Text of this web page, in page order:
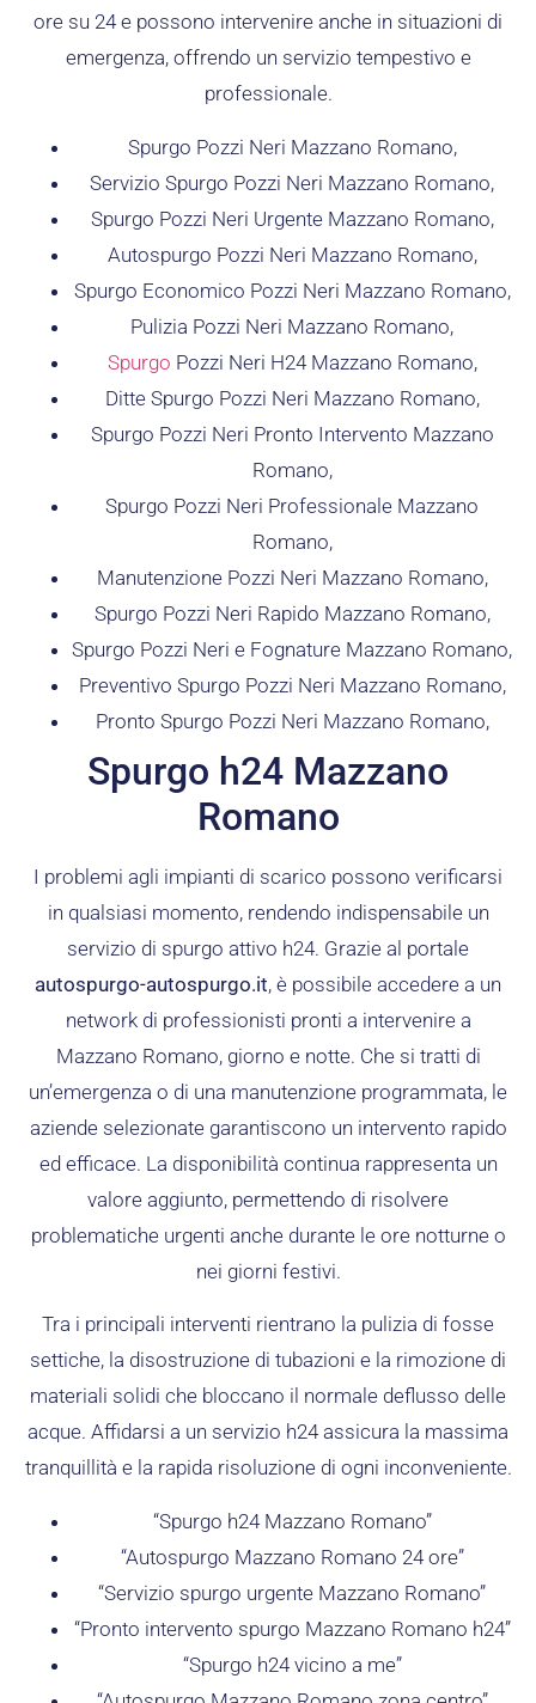
ore su 24 e possono intervenire anche in situazioni di
emergenza, offrendo un servizio tempestivo e
professionale.
Spurgo Pozzi Neri Mazzano Romano,
Servizio Spurgo Pozzi Neri Mazzano Romano,
Spurgo Pozzi Neri Urgente Mazzano Romano,
Autospurgo Pozzi Neri Mazzano Romano,
Spurgo Economico Pozzi Neri Mazzano Romano,
Pulizia Pozzi Neri Mazzano Romano,
Spurgo Pozzi Neri H24 Mazzano Romano,
Ditte Spurgo Pozzi Neri Mazzano Romano,
Spurgo Pozzi Neri Pronto Intervento Mazzano
Romano,
Spurgo Pozzi Neri Professionale Mazzano
Romano,
Manutenzione Pozzi Neri Mazzano Romano,
Spurgo Pozzi Neri Rapido Mazzano Romano,
Spurgo Pozzi Neri e Fognature Mazzano Romano,
Preventivo Spurgo Pozzi Neri Mazzano Romano,
Pronto Spurgo Pozzi Neri Mazzano Romano,
Spurgo h24 Mazzano
Romano
I problemi agli impianti di scarico possono verificarsi
in qualsiasi momento, rendendo indispensabile un
servizio di spurgo attivo h24. Grazie al portale
autospurgo-autospurgo.it, è possibile accedere a un
network di professionisti pronti a intervenire a
Mazzano Romano, giorno e notte. Che si tratti di
un’emergenza o di una manutenzione programmata, le
aziende selezionate garantiscono un intervento rapido
ed efficace. La disponibilità continua rappresenta un
valore aggiunto, permettendo di risolvere
problematiche urgenti anche durante le ore notturne o
nei giorni festivi.
Tra i principali interventi rientrano la pulizia di fosse
settiche, la disostruzione di tubazioni e la rimozione di
materiali solidi che bloccano il normale deflusso delle
acque. Affidarsi a un servizio h24 assicura la massima
tranquillità e la rapida risoluzione di ogni inconveniente.
“Spurgo h24 Mazzano Romano”
“Autospurgo Mazzano Romano 24 ore”
“Servizio spurgo urgente Mazzano Romano”
“Pronto intervento spurgo Mazzano Romano h24”
“Spurgo h24 vicino a me”